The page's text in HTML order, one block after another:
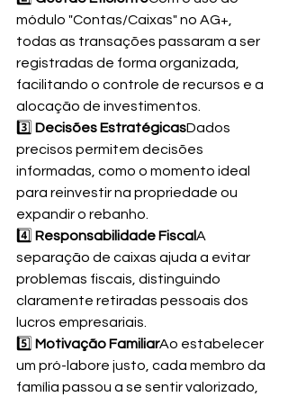
módulo "Contas/Caixas" no AG+,
todas as transações passaram a ser
registradas de forma organizada,
facilitando o controle de recursos e a
alocação de investimentos.
3️⃣ Decisões EstratégicasDados
precisos permitem decisões
informadas, como o momento ideal
para reinvestir na propriedade ou
expandir o rebanho.
4️⃣ Responsabilidade FiscalA
separação de caixas ajuda a evitar
problemas fiscais, distinguindo
claramente retiradas pessoais dos
lucros empresariais.
5️⃣ Motivação FamiliarAo estabelecer
um pró-labore justo, cada membro da
família passou a se sentir valorizado,